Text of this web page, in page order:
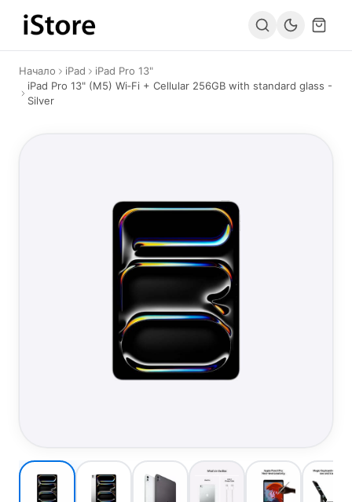
Към съдържанието
Начало iPad
iPad Pro 13"
iPad Pro 13" (M5) Wi‑Fi + Cellular 256GB with standard glass -
Silver